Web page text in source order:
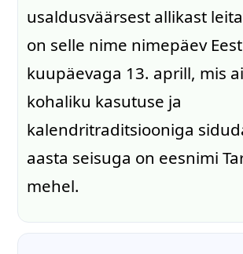
usaldusväärsest allikast
on selle nime nimepäev
kuupäevaga 13. aprill, mis
kohaliku kasutuse ja
kalendritraditsiooniga
aasta seisuga on eesnimi
mehel.